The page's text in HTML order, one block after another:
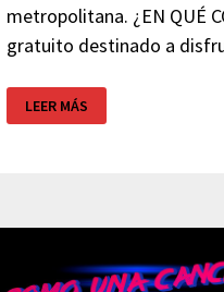
metropolitana. ¿EN QUÉ
gratuito destinado a
FESTIVAL
ARQUITECTURA
BARCELONA
LEER MÁS